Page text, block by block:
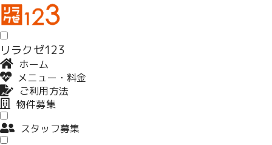
リラクゼ123
ホーム
メニュー・料金
ご利用方法
物件募集
スタッフ募集